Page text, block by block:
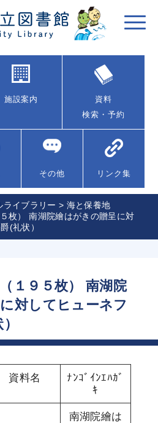
施設案内
資料
検索・予約
その他 リンク集
ライブラリー > 海と保養地
枚） 南湖院繪はがきの贈呈に対
(礼状）
１９５枚） 南湖院
対してヒューネフ
資料名
ﾅﾝｺﾞｲﾝｴﾊｶﾞ
ｷ
南湖院繪は